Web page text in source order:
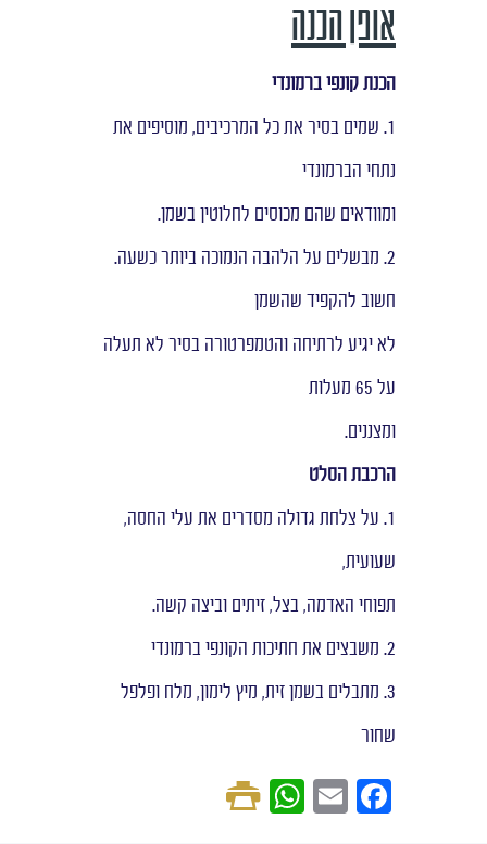
אופן הכנה
הכנת קונפי ברמונדי
1. שמים בסיר את כל המרכיבים, מוסיפים את
נתחי הברמונדי
ומוודאים שהם מכוסים לחלוטין בשמן.
2. מבשלים על הלהבה הנמוכה ביותר כשעה.
חשוב להקפיד שהשמן
לא יגיע לרתיחה והטמפרטורה בסיר לא תעלה
על 65 מעלות
ומצננים.
הרכבת הסלט
1. על צלחת גדולה מסדרים את עלי החסה,
שעועית,
תפוחי האדמה, בצל, זיתים וביצה קשה.
2. משבצים את חתיכות הקונפי ברמונדי
3. מתבלים בשמן זית, מיץ לימון, מלח ופלפל
שחור
F
E
W